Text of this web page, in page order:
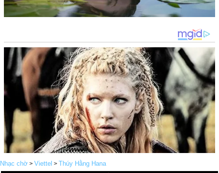
Nhạc chờ > Viettel > Thúy Hằng Hana